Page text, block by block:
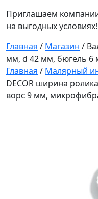
Приглашаем
на выгодных условиях!
Главная / Магазин /
мм, d 42 мм, бюгель
Главная / Малярный
DECOR ширина
ворс 9 мм,